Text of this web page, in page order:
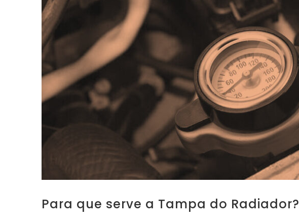
Para que serve a Tampa do Radiador?